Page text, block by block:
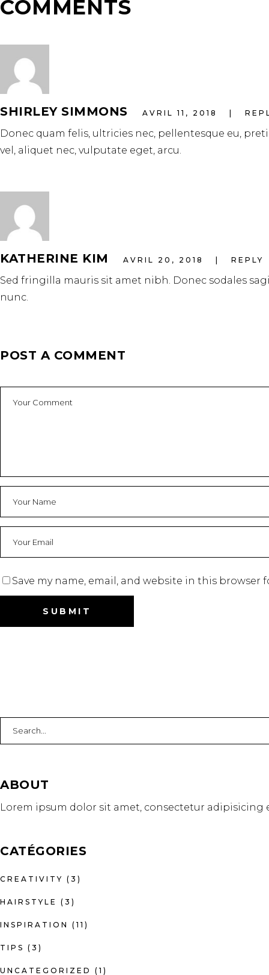
COMMENTS
SHIRLEY SIMMONS AVRIL 11, 2018
Donec quam felis, ultricies nec, pellentesque eu,
vel, aliquet nec, vulputate eget, arcu.
KATHERINE KIM AVRIL 20, 2018 REPLY
Sed fringilla mauris sit amet nibh. Donec sodales
nunc.
POST A COMMENT
Save my name, email, and website in this
for:
ABOUT
Lorem ipsum dolor sit amet, consectetur
CATÉGORIES
CREATIVITY (3)
HAIRSTYLE (3)
INSPIRATION (11)
TIPS (3)
UNCATEGORIZED (1)